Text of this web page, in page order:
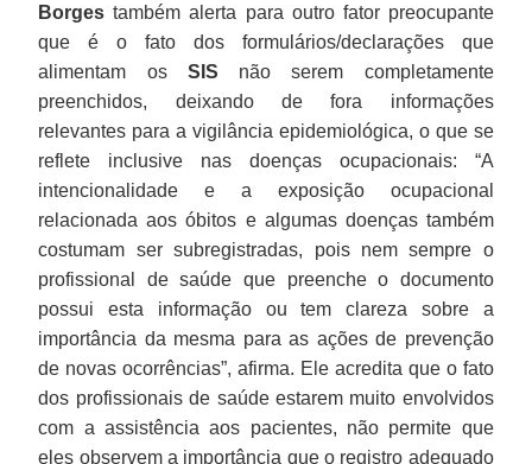
Borges também alerta para outro fator preocupante
que é o fato dos formulários/declarações que
alimentam os SIS não serem completamente
preenchidos, deixando de fora informações
relevantes para a vigilância epidemiológica, o que se
reflete inclusive nas doenças ocupacionais: “A
intencionalidade e a exposição ocupacional
relacionada aos óbitos e algumas doenças também
costumam ser subregistradas, pois nem sempre o
profissional de saúde que preenche o documento
possui esta informação ou tem clareza sobre a
importância da mesma para as ações de prevenção
de novas ocorrências”, afirma. Ele acredita que o fato
dos profissionais de saúde estarem muito envolvidos
com a assistência aos pacientes, não permite que
eles observem a importância que o registro adequado